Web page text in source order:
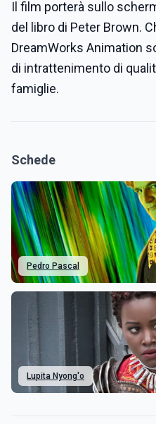
Il film porterà sullo
del libro di Peter Brown.
DreamWorks Animation
di intrattenimento di
famiglie.
Schede
Pedro Pascal
Lupita Nyong'o